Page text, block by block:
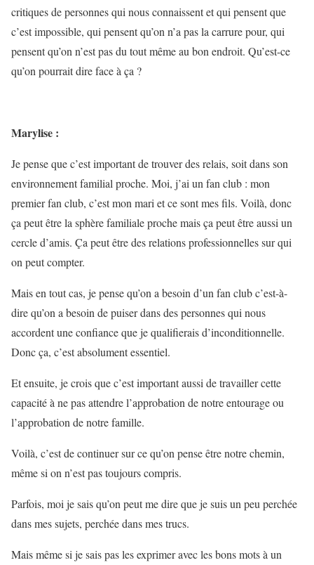
critiques de personnes qui nous connaissent et qui pensent que
c’est impossible, qui pensent qu’on n’a pas la carrure pour, qui
pensent qu’on n’est pas du tout même au bon endroit. Qu’est-ce
qu’on pourrait dire face à ça ?
Marylise :
Je pense que c’est important de trouver des relais, soit dans son
environnement familial proche. Moi, j’ai un fan club : mon
premier fan club, c’est mon mari et ce sont mes fils. Voilà, donc
ça peut être la sphère familiale proche mais ça peut être aussi un
cercle d’amis. Ça peut être des relations professionnelles sur qui
on peut compter.
Mais en tout cas, je pense qu’on a besoin d’un fan club c’est-à-
dire qu’on a besoin de puiser dans des personnes qui nous
accordent une confiance que je qualifierais d’inconditionnelle.
Donc ça, c’est absolument essentiel.
Et ensuite, je crois que c’est important aussi de travailler cette
capacité à ne pas attendre l’approbation de notre entourage ou
l’approbation de notre famille.
Voilà, c’est de continuer sur ce qu’on pense être notre chemin,
même si on n’est pas toujours compris.
Parfois, moi je sais qu’on peut me dire que je suis un peu perchée
dans mes sujets, perchée dans mes trucs.
Mais même si je sais pas les exprimer avec les bons mots à un